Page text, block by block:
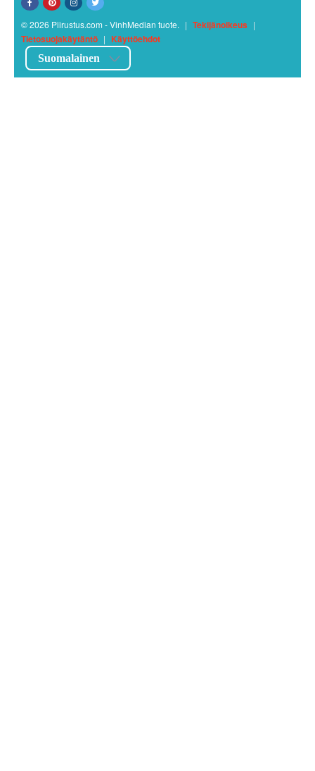
© 2026 Piirustus.com - VinhMedian tuote. | Tekijänoikeus |
Tietosuojakäytäntö | Käyttöehdot
Suomalainen